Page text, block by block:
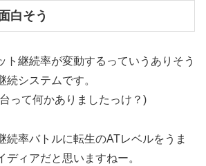
白そう
ト継続率が変動するっていうありそう
続システムです。
って何かありましたっけ？)
続率バトルに転生のATレベルをうま
ディアだと思いますねー。